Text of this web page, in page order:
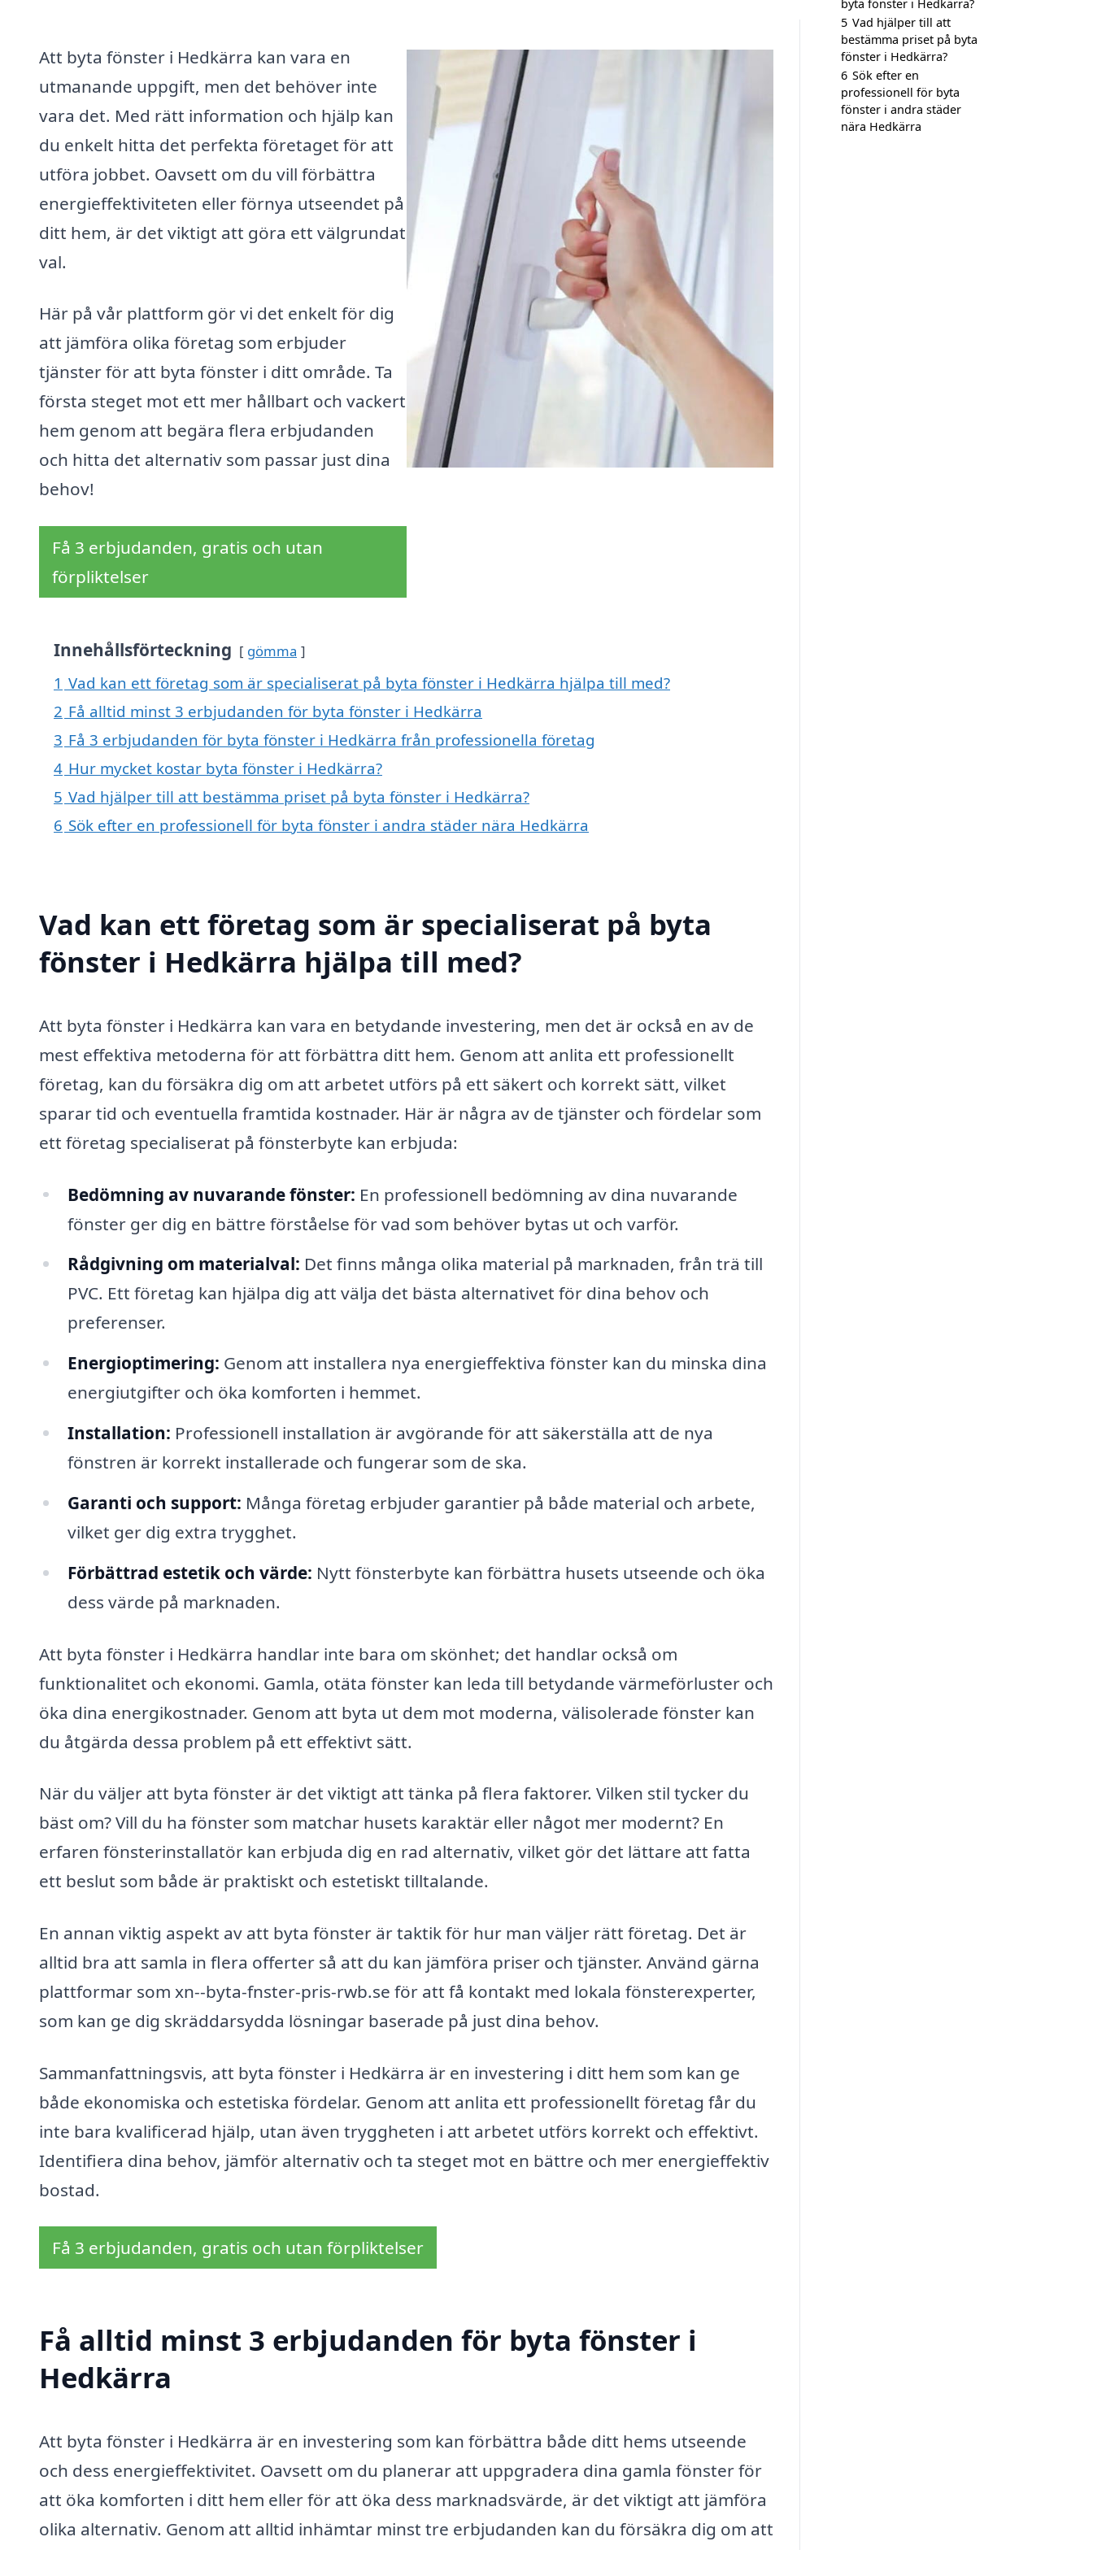
Att byta fönster i Hedkärra kan vara en
utmanande uppgift, men det behöver inte
vara det. Med rätt information och hjälp kan
du enkelt hitta det perfekta företaget för att
utföra jobbet. Oavsett om du vill förbättra
energieffektiviteten eller förnya utseendet på
ditt hem, är det viktigt att göra ett välgrundat
val.
Här på vår plattform gör vi det enkelt för dig
att jämföra olika företag som erbjuder
tjänster för att byta fönster i ditt område. Ta
första steget mot ett mer hållbart och vackert
hem genom att begära flera erbjudanden
och hitta det alternativ som passar just dina
behov!
Få 3 erbjudanden, gratis och utan
förpliktelser
Innehållsförteckning gömma
1 Vad kan ett företag som är specialiserat på byta fönster i Hedkärra hjälpa till med?
2 Få alltid minst 3 erbjudanden för byta fönster i Hedkärra
3 Få 3 erbjudanden för byta fönster i Hedkärra från professionella företag
4 Hur mycket kostar byta fönster i Hedkärra?
5 Vad hjälper till att bestämma priset på byta fönster i Hedkärra?
6 Sök efter en professionell för byta fönster i andra städer nära Hedkärra
Vad kan ett företag som är specialiserat på byta
fönster i Hedkärra hjälpa till med?
Att byta fönster i Hedkärra kan vara en betydande investering, men det är också en av de
mest effektiva metoderna för att förbättra ditt hem. Genom att anlita ett professionellt
företag, kan du försäkra dig om att arbetet utförs på ett säkert och korrekt sätt, vilket
sparar tid och eventuella framtida kostnader. Här är några av de tjänster och fördelar som
ett företag specialiserat på fönsterbyte kan erbjuda:
Bedömning av nuvarande fönster: En professionell bedömning av dina nuvarande
fönster ger dig en bättre förståelse för vad som behöver bytas ut och varför.
Rådgivning om materialval: Det finns många olika material på marknaden, från trä till
PVC. Ett företag kan hjälpa dig att välja det bästa alternativet för dina behov och
preferenser.
Energioptimering: Genom att installera nya energieffektiva fönster kan du minska dina
energiutgifter och öka komforten i hemmet.
Installation: Professionell installation är avgörande för att säkerställa att de nya
fönstren är korrekt installerade och fungerar som de ska.
Garanti och support: Många företag erbjuder garantier på både material och arbete,
vilket ger dig extra trygghet.
Förbättrad estetik och värde: Nytt fönsterbyte kan förbättra husets utseende och öka
dess värde på marknaden.
Att byta fönster i Hedkärra handlar inte bara om skönhet; det handlar också om
funktionalitet och ekonomi. Gamla, otäta fönster kan leda till betydande värmeförluster och
öka dina energikostnader. Genom att byta ut dem mot moderna, välisolerade fönster kan
du åtgärda dessa problem på ett effektivt sätt.
När du väljer att byta fönster är det viktigt att tänka på flera faktorer. Vilken stil tycker du
bäst om? Vill du ha fönster som matchar husets karaktär eller något mer modernt? En
erfaren fönsterinstallatör kan erbjuda dig en rad alternativ, vilket gör det lättare att fatta
ett beslut som både är praktiskt och estetiskt tilltalande.
En annan viktig aspekt av att byta fönster är taktik för hur man väljer rätt företag. Det är
alltid bra att samla in flera offerter så att du kan jämföra priser och tjänster. Använd gärna
plattformar som xn--byta-fnster-pris-rwb.se för att få kontakt med lokala fönsterexperter,
som kan ge dig skräddarsydda lösningar baserade på just dina behov.
Sammanfattningsvis, att byta fönster i Hedkärra är en investering i ditt hem som kan ge
både ekonomiska och estetiska fördelar. Genom att anlita ett professionellt företag får du
inte bara kvalificerad hjälp, utan även tryggheten i att arbetet utförs korrekt och effektivt.
Identifiera dina behov, jämför alternativ och ta steget mot en bättre och mer energieffektiv
bostad.
Få 3 erbjudanden, gratis och utan förpliktelser
Få alltid minst 3 erbjudanden för byta fönster i
Hedkärra
Att byta fönster i Hedkärra är en investering som kan förbättra både ditt hems utseende
och dess energieffektivitet. Oavsett om du planerar att uppgradera dina gamla fönster för
att öka komforten i ditt hem eller för att öka dess marknadsvärde, är det viktigt att jämföra
olika alternativ. Genom att alltid inhämtar minst tre erbjudanden kan du försäkra dig om att
byta fönster i Hedkärra?
5 Vad hjälper till att
bestämma priset på byta
fönster i Hedkärra?
6 Sök efter en
professionell för byta
fönster i andra städer
nära Hedkärra